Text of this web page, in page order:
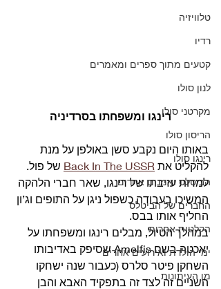
טלוויזיה
רדיו
קטעים מתוך ספרים ומאמרים
לנון סולו
מקרטני סולו
הריסון סולו
רינגו סולו
הביטלס ואמנים אחרים
החברים של הביטלס
הקלטות אחרות
ימי הולדת ואירועים אחרים
מן העיתונות
רינגו ומשפחתו בסרדיניה
באותו היום נקבע סשן באולפן על מנת
להקליט את Back In The USSR של פול.
למרות עזיבתו של רינגו, שאר חברי הלהקה
המשיכו בעבודה כשפול ניגן על התופים וג’ון
החליף אותו בבס.
במהלך הטיול, מבלים רינגו ומשפחתו על
יאכטה בשם Amelfis שסיפק באדיבותו
השחקן פיטר סלרס (כעבור שנה ישחקו
השניים זה לצד זה בתפקיד האבא והבן